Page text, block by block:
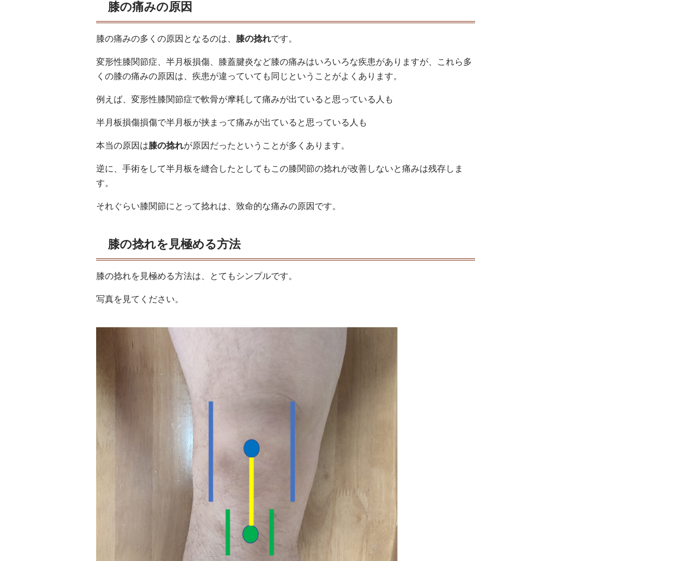
膝の痛みの原因
膝の痛みの多くの原因となるのは、 膝の捻れです。
変形性膝関節症、半月板損傷、膝蓋腱炎など膝の痛みはいろいろな疾患がありますが、これら多
くの膝の痛みの原因は、疾患が違っていても同じということがよくあります。
例えば、変形性膝関節症で軟骨が摩耗して痛みが出ていると思っている人も
半月板損傷損傷で半月板が挟まって痛みが出ていると思っている人も
本当の原因は膝の捻れが原因だったということが多くあります。
逆に、手術をして半月板を縫合したとしてもこの膝関節の捻れが改善しないと痛みは残存しま
す。
それぐらい膝関節にとって捻れは、致命的な痛みの原因です。
膝の捻れを見極める方法
膝の捻れを見極める方法は、とてもシンプルです。
写真を見てください。